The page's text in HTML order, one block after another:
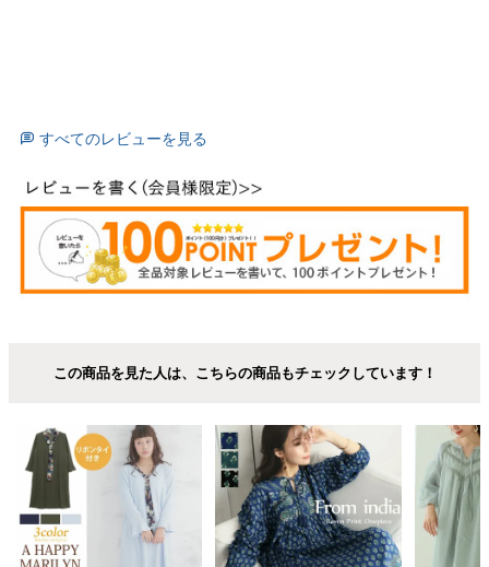
すべてのレビューを見る
この商品を見た人は、こちらの商品もチェックしています！